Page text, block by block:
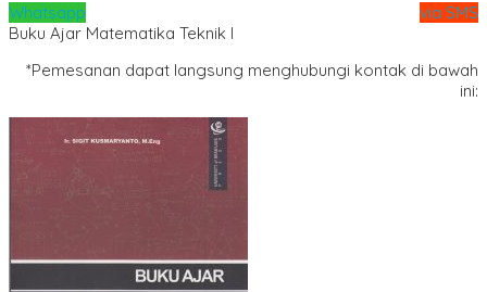
Whatsapp
via SMS
Buku Ajar Matematika Teknik I
*Pemesanan dapat langsung menghubungi kontak di bawah
ini: